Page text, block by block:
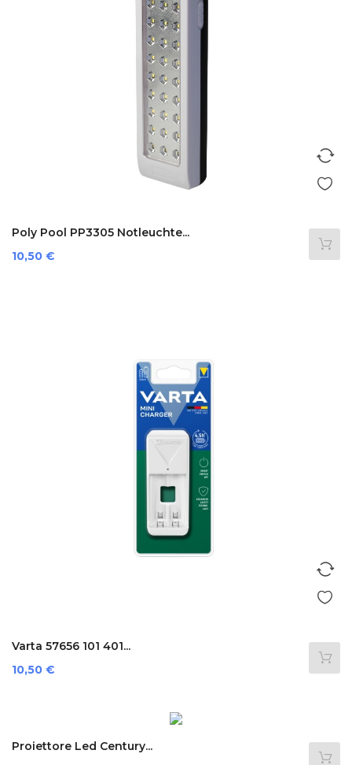
Poly Pool PP3305 Notleuchte...
Preis
10,50 €
Varta 57656 101 401...
Preis
10,50 €
Proiettore Led Century...